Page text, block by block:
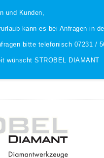
und Kunden,
kann es bei Anfragen in
bitte telefonisch 07231 /
wünscht STROBEL DIAMANT